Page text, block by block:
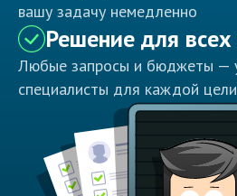
вашу задачу немедленно
Решение для всех
Любые запросы и бюджеты —
специалисты для каждой цели